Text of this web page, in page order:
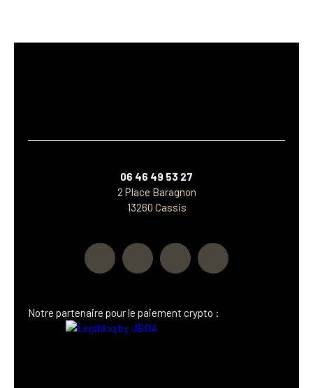
06 46 49 53 27
2 Place Baragnon
13260 Cassis
Notre partenaire pour le paiement crypto :